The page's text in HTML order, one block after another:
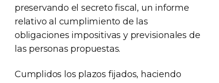
preservando el secreto fiscal, un informe
relativo al cumplimiento de las
obligaciones impositivas y previsionales de
las personas propuestas.
Cumplidos los plazos fijados, haciendo